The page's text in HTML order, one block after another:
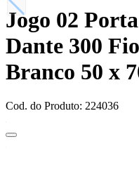
Jogo 02
Dante 300
Branco 50 x
Cod. do Produto: 224036